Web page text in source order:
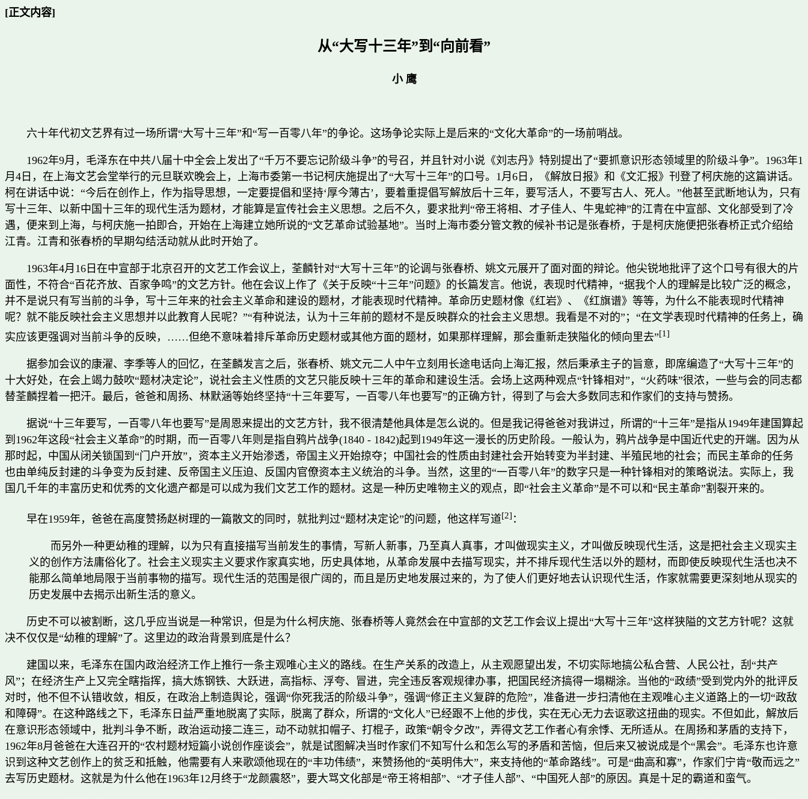
[正文内容]
从“大写十三年”到“向前看”
小 鹰
六十年代初文艺界有过一场所谓“大写十三年”和“写一百零八年”的争论。这场争论实际上是后来的“文化大革命”的一场前哨战。
1962年9月，毛泽东在中共八届十中全会上发出了“千万不要忘记阶级斗争”的号召，并且针对小说《刘志丹》特别提出了“要抓意识形态领域里的阶级斗争”。1963年1
月4日，在上海文艺会堂举行的元旦联欢晚会上，上海市委第一书记柯庆施提出了“大写十三年”的口号。1月6日，《解放日报》和《文汇报》刊登了柯庆施的这篇讲话。
柯在讲话中说：“今后在创作上，作为指导思想，一定要提倡和坚持‘厚今薄古’，要着重提倡写解放后十三年，要写活人，不要写古人、死人。”他甚至武断地认为，只有
写十三年、以新中国十三年的现代生活为题材，才能算是宣传社会主义思想。之后不久，要求批判“帝王将相、才子佳人、牛鬼蛇神”的江青在中宣部、文化部受到了冷
遇，便来到上海，与柯庆施一拍即合，开始在上海建立她所说的“文艺革命试验基地”。当时上海市委分管文教的候补书记是张春桥，于是柯庆施便把张春桥正式介绍给
江青。江青和张春桥的早期勾结活动就从此时开始了。
1963年4月16日在中宣部于北京召开的文艺工作会议上，荃麟针对“大写十三年”的论调与张春桥、姚文元展开了面对面的辩论。他尖锐地批评了这个口号有很大的片
面性，不符合“百花齐放、百家争鸣”的文艺方针。他在会议上作了《关于反映“十三年”问题》的长篇发言。他说，表现时代精神，“据我个人的理解是比较广泛的概念，
并不是说只有写当前的斗争，写十三年来的社会主义革命和建设的题材，才能表现时代精神。革命历史题材像《红岩》、《红旗谱》等等，为什么不能表现时代精神
呢？就不能反映社会主义思想并以此教育人民呢？”“有种说法，认为十三年前的题材不是反映群众的社会主义思想。我看是不对的”；“在文学表现时代精神的任务上，确
实应该更强调对当前斗争的反映，……但绝不意味着排斥革命历史题材或其他方面的题材，如果那样理解，那会重新走狭隘化的倾向里去”[1]
据参加会议的康濯、李季等人的回忆，在荃麟发言之后，张春桥、姚文元二人中午立刻用长途电话向上海汇报，然后秉承主子的旨意，即席编造了“大写十三年”的
十大好处，在会上竭力鼓吹“题材决定论”，说社会主义性质的文艺只能反映十三年的革命和建设生活。会场上这两种观点“针锋相对”，“火药味”很浓，一些与会的同志都
替荃麟捏着一把汗。最后，爸爸和周扬、林默涵等始终坚持“十三年要写，一百零八年也要写”的正确方针，得到了与会大多数同志和作家们的支持与赞扬。
据说“十三年要写，一百零八年也要写”是周恩来提出的文艺方针，我不很清楚他具体是怎么说的。但是我记得爸爸对我讲过，所谓的“十三年”是指从1949年建国算起
到1962年这段“社会主义革命”的时期，而一百零八年则是指自鸦片战争(1840 - 1842)起到1949年这一漫长的历史阶段。一般认为，鸦片战争是中国近代史的开端。因为从
那时起，中国从闭关锁国到“门户开放”，资本主义开始渗透，帝国主义开始掠夺；中国社会的性质由封建社会开始转变为半封建、半殖民地的社会；而民主革命的任务
也由单纯反封建的斗争变为反封建、反帝国主义压迫、反国内官僚资本主义统治的斗争。当然，这里的“一百零八年”的数字只是一种针锋相对的策略说法。实际上，我
国几千年的丰富历史和优秀的文化遗产都是可以成为我们文艺工作的题材。这是一种历史唯物主义的观点，即“社会主义革命”是不可以和“民主革命”割裂开来的。
早在1959年，爸爸在高度赞扬赵树理的一篇散文的同时，就批判过“题材决定论”的问题，他这样写道[2] ：
而另外一种更幼稚的理解，以为只有直接描写当前发生的事情，写新人新事，乃至真人真事，才叫做现实主义，才叫做反映现代生活，这是把社会主义现实主
义的创作方法庸俗化了。社会主义现实主义要求作家真实地，历史具体地，从革命发展中去描写现实，并不排斥现代生活以外的题材，而即使反映现代生活也决不
能那么简单地局限于当前事物的描写。现代生活的范围是很广阔的，而且是历史地发展过来的，为了使人们更好地去认识现代生活，作家就需要更深刻地从现实的
历史发展中去揭示出新生活的意义。
历史不可以被割断，这几乎应当说是一种常识，但是为什么柯庆施、张春桥等人竟然会在中宣部的文艺工作会议上提出“大写十三年”这样狭隘的文艺方针呢？这就
决不仅仅是“幼稚的理解”了。这里边的政治背景到底是什么？
建国以来，毛泽东在国内政治经济工作上推行一条主观唯心主义的路线。在生产关系的改造上，从主观愿望出发，不切实际地搞公私合营、人民公社，刮“共产
风”；在经济生产上又完全瞎指挥，搞大炼钢铁、大跃进，高指标、浮夸、冒进，完全违反客观规律办事，把国民经济搞得一塌糊涂。当他的“政绩”受到党内外的批评反
对时，他不但不认错收敛，相反，在政治上制造舆论，强调“你死我活的阶级斗争”，强调“修正主义复辟的危险”，准备进一步扫清他在主观唯心主义道路上的一切“政敌
和障碍”。在这种路线之下，毛泽东日益严重地脱离了实际，脱离了群众，所谓的“文化人”已经跟不上他的步伐，实在无心无力去讴歌这扭曲的现实。不但如此，解放后
在意识形态领域中，批判斗争不断，政治运动接二连三，动不动就扣帽子、打棍子，政策“朝令夕改”，弄得文艺工作者心有余悸、无所适从。在周扬和茅盾的支持下，
1962年8月爸爸在大连召开的“农村题材短篇小说创作座谈会”，就是试图解决当时作家们不知写什么和怎么写的矛盾和苦恼，但后来又被说成是个“黑会”。毛泽东也许意
识到这种文艺创作上的贫乏和抵触，他需要有人来歌颂他现在的“丰功伟绩”，来赞扬他的“英明伟大”，来支持他的“革命路线”。可是“曲高和寡”，作家们宁肯“敬而远之”
去写历史题材。这就是为什么他在1963年12月终于“龙颜震怒”，要大骂文化部是“帝王将相部”、“才子佳人部”、“中国死人部”的原因。真是十足的霸道和蛮气。